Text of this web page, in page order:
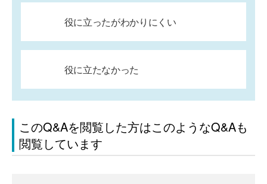
役に立ったがわかりにくい
役に立たなかった
このQ&Aを閲覧した方はこのようなQ&Aも
閲覧しています